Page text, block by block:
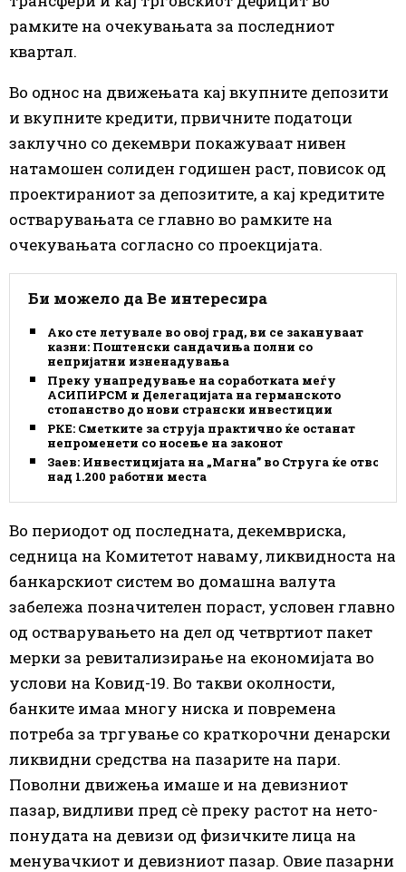
рамките на очекувањата за последниот
квартал.
Во однос на движењата кај вкупните депозити
и вкупните кредити, првичните податоци
заклучно со декември покажуваат нивен
натамошен солиден годишен раст, повисок од
проектираниот за депозитите, а кај кредитите
остварувањата се главно во рамките на
очекувањата согласно со проекцијата.
Би можело да Ве интересира
Ако сте летувале во овој град, ви се закануваат
казни: Поштенски сандачиња полни со
непријатни изненадувања
Преку унапредување на соработката меѓу
АСИПИРСМ и Делегацијата на германското
стопанство до нови странски инвестиции
РКЕ: Сметките за струја практично ќе останат
непроменети со носење на законот
Заев: Инвестицијата на „Магна” во Струга ќе отвори
над 1.200 работни места
Во периодот од последната, декемвриска,
седница на Комитетот наваму, ликвидноста на
банкарскиот систем во домашна валута
забележа позначителен пораст, условен главно
од остварувањето на дел од четвртиот пакет
мерки за ревитализирање на економијата во
услови на Ковид-19. Во такви околности,
банките имаа многу ниска и повремена
потреба за тргување со краткорочни денарски
ликвидни средства на пазарите на пари.
Поволни движења имаше и на девизниот
пазар, видливи пред сѐ преку растот на нето-
понудата на девизи од физичките лица на
менувачкиот и девизниот пазар. Овие пазарни